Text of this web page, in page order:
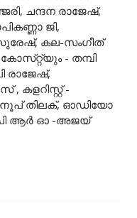
ചന്ദന രാജേഷ്,
ജി,
കല-സംഗീത്
- തമ്പി
കളറിസ്റ്റ് -
തിലക്, ഓഡിയോ
ആർ ഓ -അജയ്